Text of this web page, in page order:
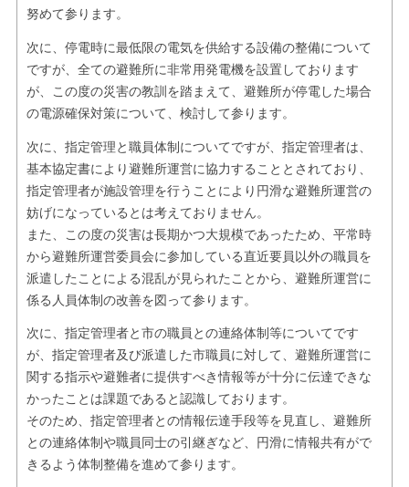
努めて参ります。
次に、停電時に最低限の電気を供給する設備の整備について
ですが、全ての避難所に非常用発電機を設置しております
が、この度の災害の教訓を踏まえて、避難所が停電した場合
の電源確保対策について、検討して参ります。
次に、指定管理と職員体制についてですが、指定管理者は、
基本協定書により避難所運営に協力することとされており、
指定管理者が施設管理を行うことにより円滑な避難所運営の
妨げになっているとは考えておりません。
また、この度の災害は長期かつ大規模であったため、平常時
から避難所運営委員会に参加している直近要員以外の職員を
派遣したことによる混乱が見られたことから、避難所運営に
係る人員体制の改善を図って参ります。
次に、指定管理者と市の職員との連絡体制等についてです
が、指定管理者及び派遣した市職員に対して、避難所運営に
関する指示や避難者に提供すべき情報等が十分に伝達できな
かったことは課題であると認識しております。
そのため、指定管理者との情報伝達手段等を見直し、避難所
との連絡体制や職員同士の引継ぎなど、円滑に情報共有がで
きるよう体制整備を進めて参ります。